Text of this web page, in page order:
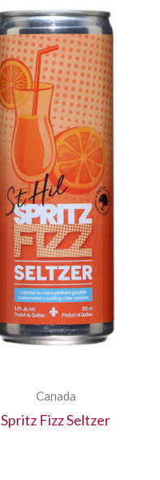
Canada
Spritz Fizz Seltzer